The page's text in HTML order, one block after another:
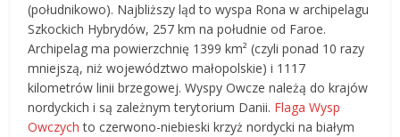
(południkowo). Najbliższy ląd to wyspa Rona w archipelagu
Szkockich Hybrydów, 257 km na południe od Faroe.
Archipelag ma powierzchnię 1399 km² (czyli ponad 10 razy
mniejszą, niż województwo małopolskie) i 1117
kilometrów linii brzegowej. Wyspy Owcze należą do krajów
nordyckich i są zależnym terytorium Danii. Flaga Wysp
Owczych to czerwono-niebieski krzyż nordycki na białym